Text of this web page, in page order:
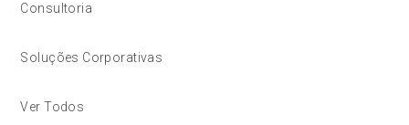
Consultoria
Soluções Corporativas
Ver Todos